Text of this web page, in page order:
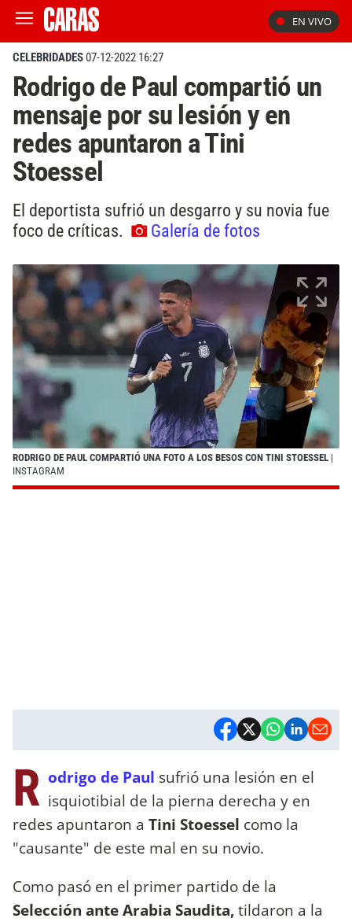
EN VIVO
CELEBRIDADES07-12-2022 16:27
Rodrigo de Paul compartió un
mensaje por su lesión y en
redes apuntaron a Tini
Stoessel
El deportista sufrió un desgarro y su novia fue
foco de críticas.
Galería de fotos
RODRIGO DE PAUL COMPARTIÓ UNA FOTO A LOS BESOS CON TINI STOESSEL |
INSTAGRAM
R odrigo de Paul sufrió una lesión en el
isquiotibial de la pierna derecha y en
redes apuntaron a Tini Stoessel como la
"causante" de este mal en su novio.
Como pasó en el primer partido de la
Selección ante Arabia Saudita,tildaron a la